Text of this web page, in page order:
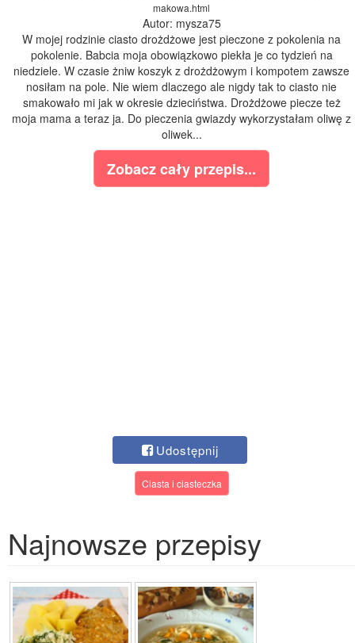
makowa.html
Autor: mysza75
W mojej rodzinie ciasto drożdżowe jest pieczone z pokolenia na
pokolenie. Babcia moja obowiązkowo piekła je co tydzień na
niedziele. W czasie żniw koszyk z drożdżowym i kompotem zawsze
nosiłam na pole. Nie wiem dlaczego ale nigdy tak to ciasto nie
smakowało mi jak w okresie dzieciństwa. Drożdżowe piecze też
moja mama a teraz ja. Do pieczenia gwiazdy wykorzystałam oliwę z
oliwek...
Zobacz cały przepis...
Udostępnij
Ciasta i ciasteczka
Najnowsze przepisy